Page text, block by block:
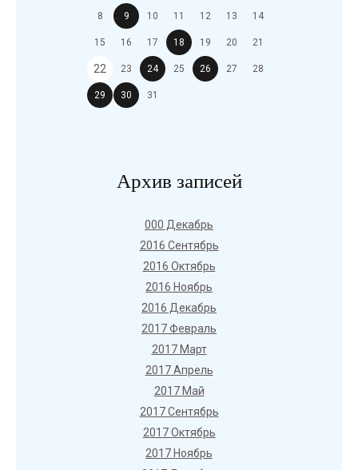
8 9 10 11 12 13 14
15 16 17 18 19 20 21
22 23 24 25 26 27 28
29 30 31
Архив записей
000 Декабрь
2016 Сентябрь
2016 Октябрь
2016 Ноябрь
2016 Декабрь
2017 Февраль
2017 Март
2017 Апрель
2017 Май
2017 Сентябрь
2017 Октябрь
2017 Ноябрь